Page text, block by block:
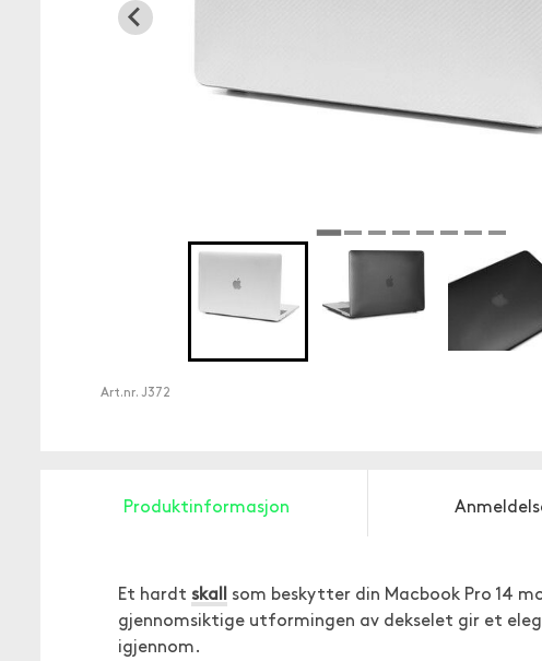
Art.nr. J372
Produktinformasjon
Et hardt skall
som beskytter din Macbook Pro 14
gjennomsiktige utformingen av dekselet gir et
igjennom.